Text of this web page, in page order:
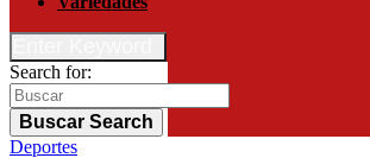
Search for:
Buscar Search
Deportes